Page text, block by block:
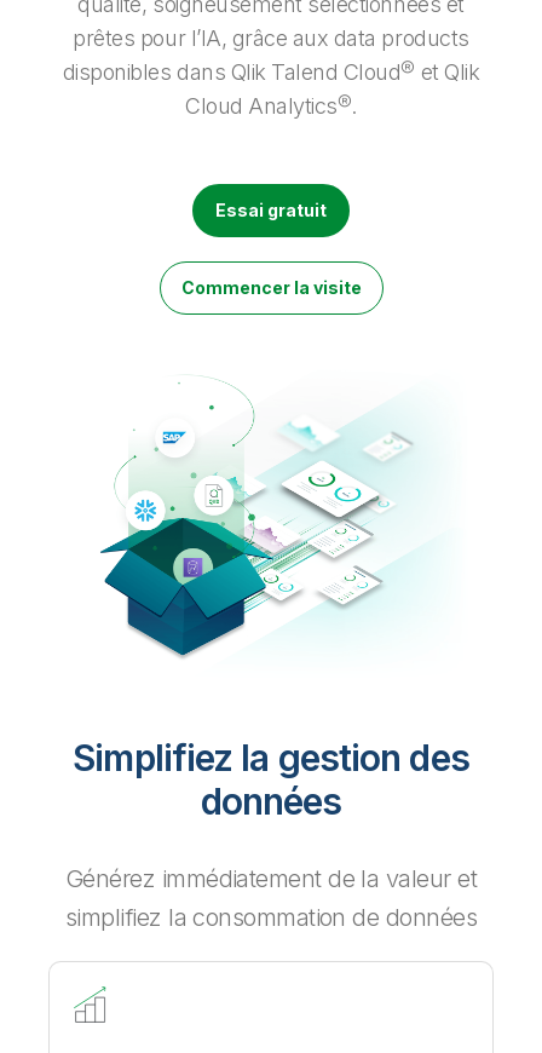
Onboarding
Documentation produits
Presse
Nos bureaux dans le monde
Qlik
Talend
insights plus pertinents et optimiser vos résultats.
prêtes pour l’IA, grâce aux data products
disponibles dans Qlik Talend Cloud® et Qlik
Cloud Analytics®.
Essai gratuit
Commencer la visite
Simplifiez la gestion des
données
Générez immédiatement de la valeur et
simplifiez la consommation de données